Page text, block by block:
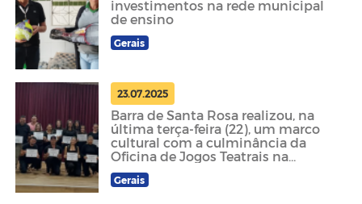
investimentos na rede municipal
de ensino
Gerais
23.07.2025
Barra de Santa Rosa realizou, na
última terça-feira (22), um marco
cultural com a culminância da
Oficina de Jogos Teatrais na
Educação.
Gerais